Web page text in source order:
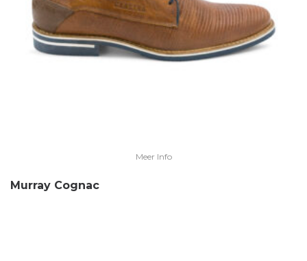
Meer Info
Murray Cognac